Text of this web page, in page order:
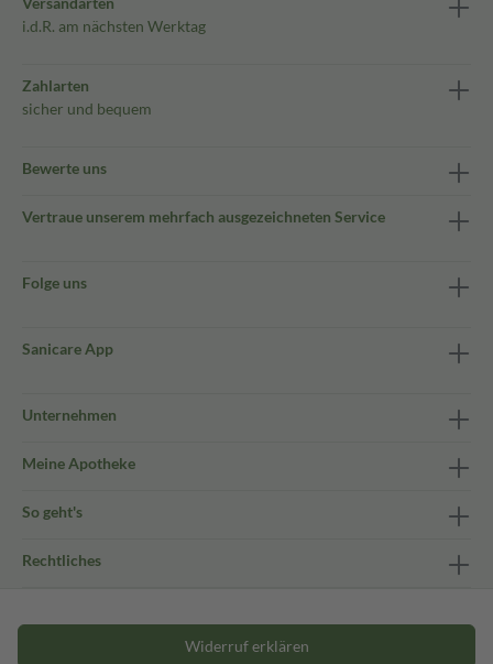
i.d.R. am nächsten Werktag
Zahlarten
sicher und bequem
Bewerte uns
Vertraue unserem mehrfach ausgezeichneten Service
Folge uns
Sanicare App
Unternehmen
Meine Apotheke
So geht's
Rechtliches
Widerruf erklären